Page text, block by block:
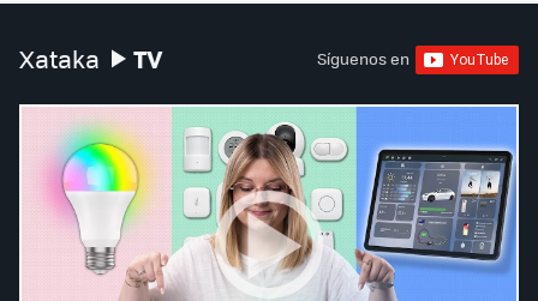
Xataka TV Síguenos en